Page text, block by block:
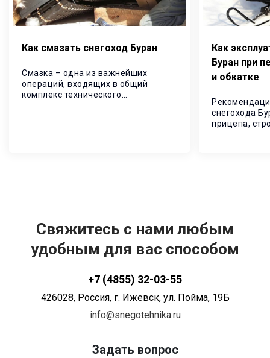
Как смазать снегоход Буран
Смазка – одна из важнейших
операций, входящих в общий
комплекс технического
Как
Буран при
и обкатке
снегохода
прицепа,
Свяжитесь с нами любым
удобным для вас способом
+7 (4855) 32-03-55
426028, Россия, г. Ижевск, ул. Пойма, 19Б
info@snegotehnika.ru
Задать вопрос